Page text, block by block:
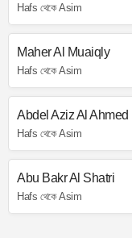
Hafs থেকে Asim
Maher Al Muaiqly
Hafs থেকে Asim
Abdel Aziz Al Ahmed
Hafs থেকে Asim
Abu Bakr Al Shatri
Hafs থেকে Asim